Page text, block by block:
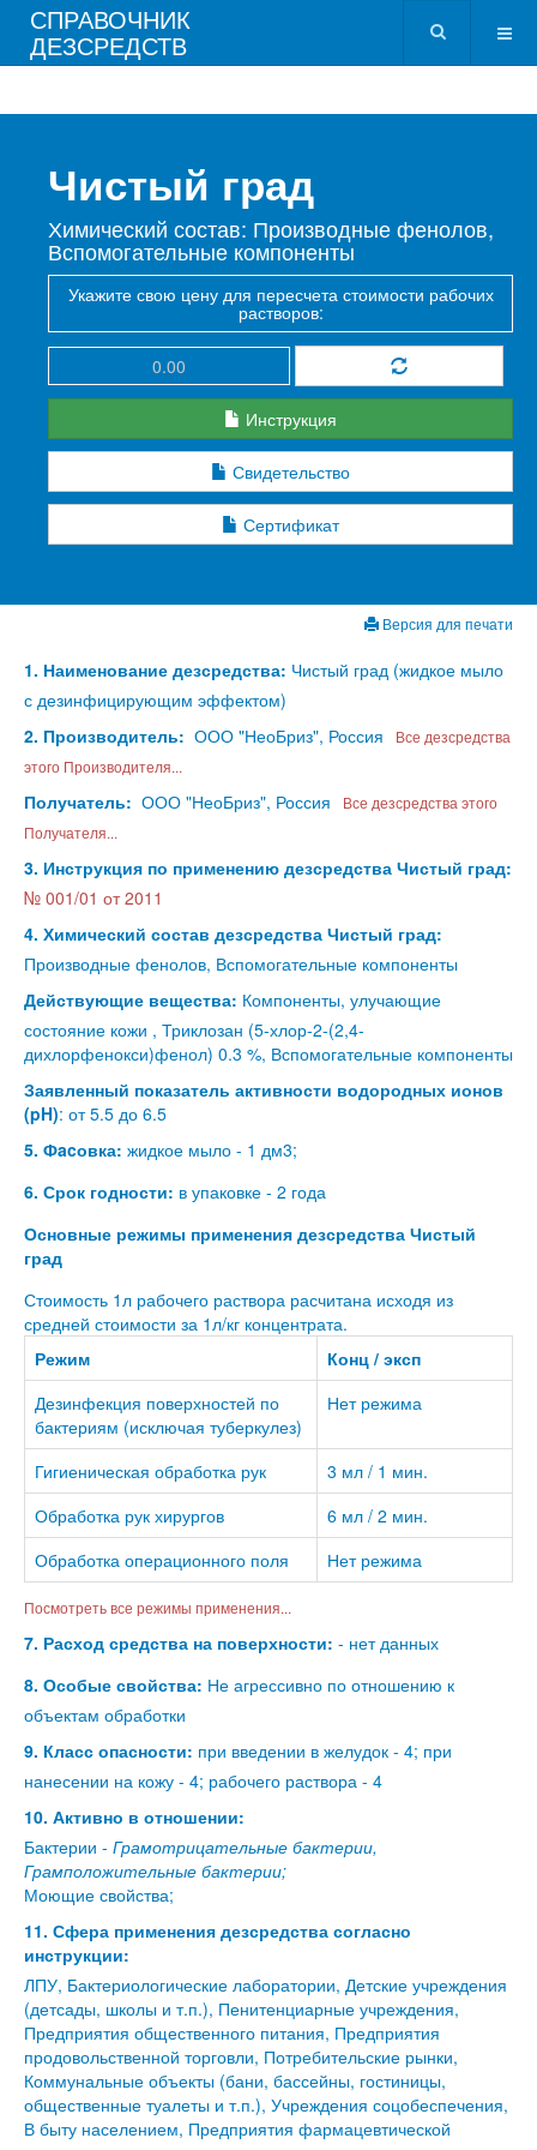
СПРАВОЧНИК
ДЕЗСРЕДСТВ
Чистый град
Химический состав: Производные фенолов,
Вспомогательные компоненты
Укажите свою цену для пересчета стоимости рабочих
растворов:
Инструкция
Свидетельство
Сертификат
Версия для печати
1. Наименование дезсредства: Чистый град (жидкое мыло
с дезинфицирующим эффектом)
2. Производитель: ООО "НеоБриз", Россия
Все дезсредства
этого Производителя...
Получатель: ООО "НеоБриз", Россия
Все дезсредства этого
Получателя...
3. Инструкция по применению дезсредства Чистый град:
№ 001/01 от 2011
4. Химический состав дезсредства Чистый град:
Производные фенолов, Вспомогательные компоненты
Действующие вещества: Компоненты, улучающие
состояние кожи , Триклозан (5-хлор-2-(2,4-
дихлорфенокси)фенол) 0.3 %, Вспомогательные компоненты
Заявленный показатель активности водородных ионов
(pH): от 5.5 до 6.5
5. Фacовка: жидкое мыло - 1 дм3;
6. Срок годности: в упаковке - 2 года
Основные режимы применения дезсредства Чистый
град
Стоимость 1л рабочего раствора расчитана исходя из
средней стоимости за 1л/кг концентрата.
Режим
Конц / эксп
Дезинфекция поверхностей по
бактериям (исключая туберкулез)
Нет режима
Гигиеническая обработка рук
3 мл / 1 мин.
Обработка рук хирургов
6 мл / 2 мин.
Обработка операционного поля
Нет режима
Посмотреть все режимы применения...
7. Расход средства на поверхности: - нет данных
8. Особые свойства: Не агрессивно по отношению к
объектам обработки
9. Класс опасности: при введении в желудок - 4; при
нанесении на кожу - 4; рабочего раствора - 4
10. Активно в отношении:
Бактерии - Грамотрицательные бактерии,
Грамположительные бактерии;
Моющие свойства;
11. Сфера применения дезсредства согласно
инструкции:
ЛПУ, Бактериологические лаборатории, Детские учреждения
(детсады, школы и т.п.), Пенитенциарные учреждения,
Предприятия общественного питания, Предприятия
продовольственной торговли, Потребительские рынки,
Коммунальные объекты (бани, бассейны, гостиницы,
общественные туалеты и т.п.), Учреждения соцобеспечения,
В быту населением, Предприятия фармацевтической